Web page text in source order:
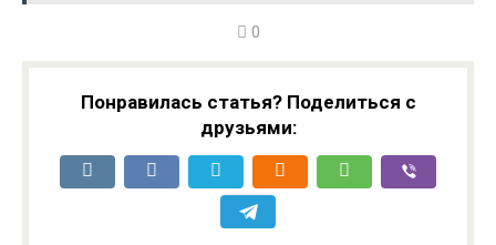
0
Понравилась статья? Поделиться с
друзьями: